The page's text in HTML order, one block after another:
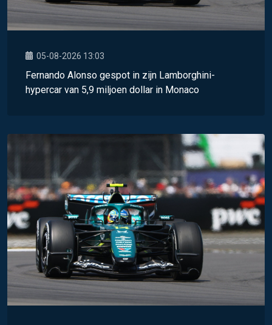
05-08-2026 13:03
Fernando Alonso gespot in zijn Lamborghini-
hypercar van 5,9 miljoen dollar in Monaco